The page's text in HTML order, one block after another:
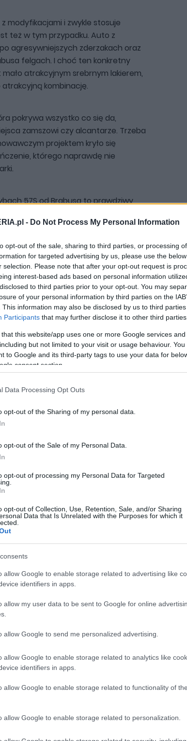
- Do Not Process My Personal Information
opt-out of the sale, sharing to third parties, or processing
for targeted advertising by us, please use the
selection. Please note that after your opt-out request is
interest-based ads based on personal information
to third parties prior to your opt-out. You may
of your personal information by third parties on the
This information may also be disclosed by us to third
Participants that may further disclose it to other third parties.
that this website/app uses one or more Google services
but not limited to your visit or usage behaviour.
to Google and its third-party tags to use your data for
consent section.
Data Processing Opt Outs
opt-out of the Sharing of my personal data.
opt-out of the Sale of my Personal Data.
opt-out of processing my Personal Data for Targeted
opt-out of Collection, Use, Retention, Sale, and/or Sharing
Data that Is Unrelated with the Purposes for which it
allow Google to enable storage related to advertising like
identifiers in apps.
allow my user data to be sent to Google for online
allow Google to send me personalized advertising.
allow Google to enable storage related to analytics like
identifiers in apps.
allow Google to enable storage related to functionality of
allow Google to enable storage related to personalization.
modyfikacjami i zwykle stosuje
też w tym przypadku. Auto z
agresywniejszych zderzakach oraz
felgach. I choć ten konkretny
atrakcyjnym srebrnym lakierem,
kombinację.
pokrywa wszystko co się da,
zamszowi czy alcantarze. Trzeba
projektem kryło się
którego naprawdę nie
57S od Brabusa to prawdziwy
pozwoliło na wyciśnięcie 730 KM i aż,
obrotowego. To jeszcze stare
omijało słowo "emisja" i było po
inżynierów marki. Co ciekawe
Nm, gdyż skrzynia biegów na
prędkość maksymalna przekraczająca
aut?
ma w sobie tyle animuszu co jego
#maybach 57
#maybach 57s
i właściciel portalu autoGALERIA.pl,
się w testach, opiniach i
często nadając im
charakter. Pasjonuje się
krajobrazami, co często
w jego tekstach. Prowadzi także kanał
Rides!”, gdzie w swobodnym stylu
Udostępnij